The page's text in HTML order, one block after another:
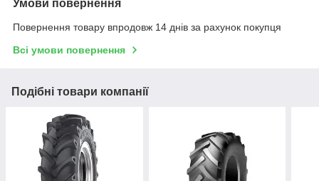
Умови повернення
Повернення товару впродовж 14 днів за рахунок покупця
Всі умови повернення
Подібні товари компанії